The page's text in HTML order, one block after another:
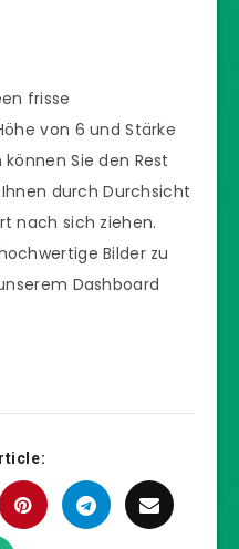
frisse
von 6 und Stärke
Sie den Rest
durch Durchsicht
nach sich ziehen.
Bilder zu
Dashboard